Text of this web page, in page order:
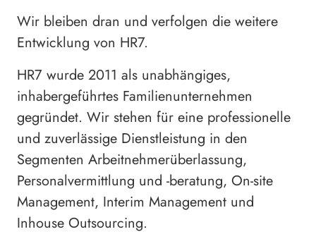
Wir bleiben dran und verfolgen die weitere
Entwicklung von HR7.
HR7 wurde 2011 als unabhängiges,
inhabergeführtes Familienunternehmen
gegründet. Wir stehen für eine professionelle
und zuverlässige Dienstleistung in den
Segmenten Arbeitnehmerüberlassung,
Personalvermittlung und -beratung, On-site
Management, Interim Management und
Inhouse Outsourcing.